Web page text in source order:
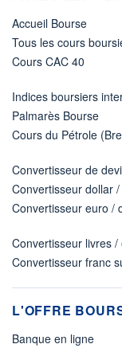
Accueil Bourse
Tous les cours
Cours CAC 40
Indices boursiers
Palmarès Bourse
Cours du Pétrole
Convertisseur de
Convertisseur dollar
Convertisseur euro /
Convertisseur livres /
Convertisseur franc
L'OFFRE
Banque en ligne